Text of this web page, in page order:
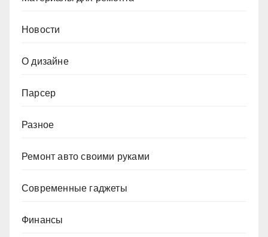
Новости
О дизайне
Парсер
Разное
Ремонт авто своими руками
Современные гаджеты
Финансы